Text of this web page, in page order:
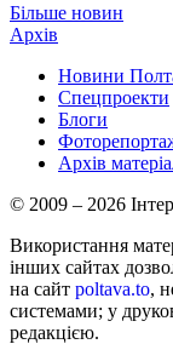
Більше новин
Архів
Новини
Спецпроекти
Блоги
Архів
© 2009 – 2026
Використання
інших сайтах
на сайт poltava.to,
системами; у
редакцією.